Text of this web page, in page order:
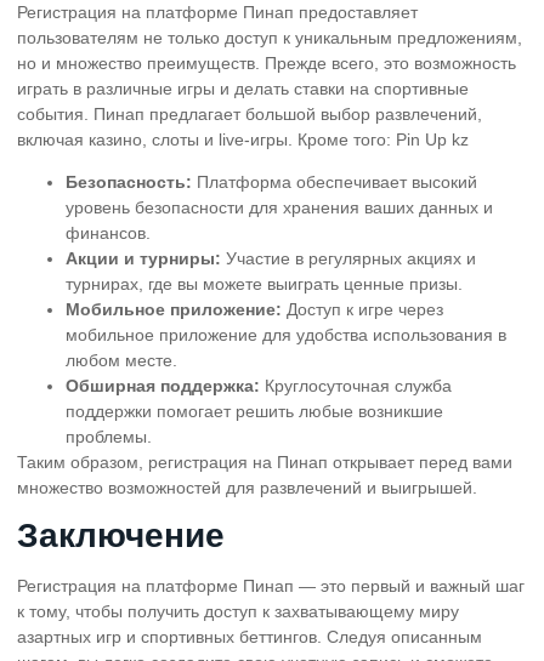
Регистрация на платформе Пинап предоставляет
пользователям не только доступ к уникальным предложениям,
но и множество преимуществ. Прежде всего, это возможность
играть в различные игры и делать ставки на спортивные
события. Пинап предлагает большой выбор развлечений,
включая казино, слоты и live-игры. Кроме того: Pin Up kz
Безопасность: Платформа обеспечивает высокий
уровень безопасности для хранения ваших данных и
финансов.
Акции и турниры: Участие в регулярных акциях и
турнирах, где вы можете выиграть ценные призы.
Мобильное приложение: Доступ к игре через
мобильное приложение для удобства использования в
любом месте.
Обширная поддержка: Круглосуточная служба
поддержки помогает решить любые возникшие
проблемы.
Таким образом, регистрация на Пинап открывает перед вами
множество возможностей для развлечений и выигрышей.
Заключение
Регистрация на платформе Пинап — это первый и важный шаг
к тому, чтобы получить доступ к захватывающему миру
азартных игр и спортивных беттингов. Следуя описанным